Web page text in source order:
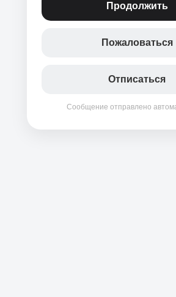
Продолжить
Пожаловаться
Отписаться
Сообщение отправлено